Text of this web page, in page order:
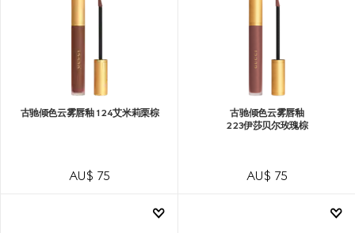
古驰倾色云雾唇釉 124艾米莉栗棕
AU$ 75
古驰倾色云雾唇釉
223伊莎贝尔玫瑰棕
AU$ 75